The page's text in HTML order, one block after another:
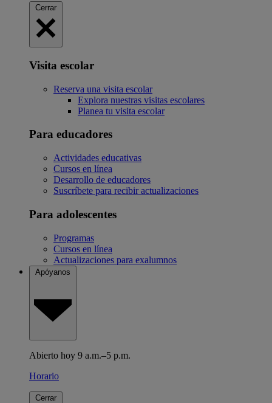
Cerrar
Visita escolar
Reserva una visita escolar
Explora nuestras visitas escolares
Planea tu visita escolar
Para educadores
Actividades educativas
Cursos en línea
Desarrollo de educadores
Suscríbete para recibir actualizaciones
Para adolescentes
Programas
Cursos en línea
Actualizaciones para exalumnos
Apóyanos
Abierto hoy 9 a.m.–5 p.m.
Horario
Cerrar